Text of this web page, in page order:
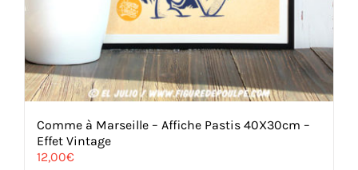
Comme à Marseille – Affiche Pastis 40X30cm –
Effet Vintage
12,00€